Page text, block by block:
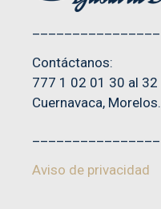
Contáctanos:
777 1 02 01 30 al 32
Cuernavaca, Morelos.
Aviso de privacidad